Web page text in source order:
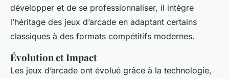
développer et de se professionnaliser, il intègre
l’héritage des jeux d’arcade en adaptant certains
classiques à des formats compétitifs modernes.
Évolution et Impact
Les jeux d’arcade ont évolué grâce à la technologie,